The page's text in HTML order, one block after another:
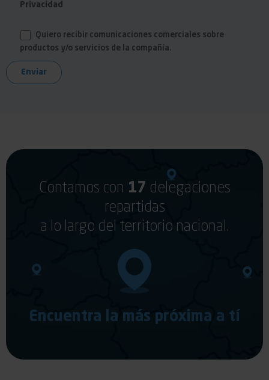
Privacidad
Quiero recibir comunicaciones comerciales sobre
productos y/o servicios de la compañía.
Contamos con 17 delegaciones
repartidas
a lo largo del territorio nacional.
Encuentra la más próxima a tí